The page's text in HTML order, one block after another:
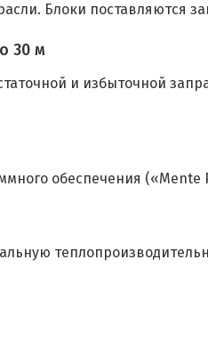
Блоки поставляются
30 м
и избыточной
обеспечения («Mente